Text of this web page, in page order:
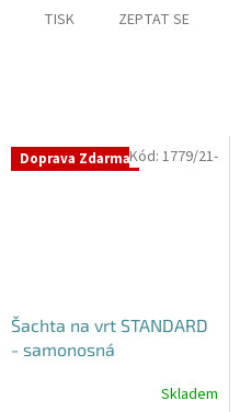
TISK ZEPTAT SE
Doprava Zdarma
Šachta na vrt STANDARD
- samonosná
Skladem
Kód:1779/21-